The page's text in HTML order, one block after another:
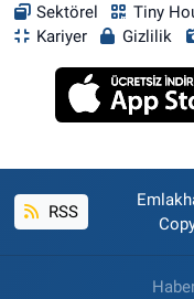
Sektörel
Tiny
Kariyer
Gizlilik
RSS